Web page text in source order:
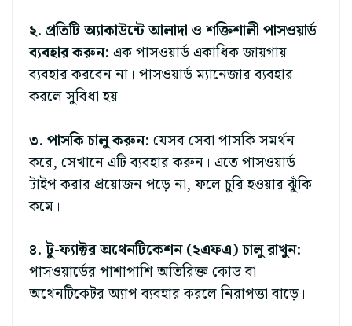
২. প্রতিটি অ্যাকাউন্টে আলাদা ও শক্তিশালী পাসওয়ার্ড
ব্যবহার করুন: এক পাসওয়ার্ড একাধিক জায়গায়
ব্যবহার করবেন না। পাসওয়ার্ড ম্যানেজার ব্যবহার
করলে সুবিধা হয়।
৩. পাসকি চালু করুন: যেসব সেবা পাসকি সমর্থন
করে, সেখানে এটি ব্যবহার করুন। এতে পাসওয়ার্ড
টাইপ করার প্রয়োজন পড়ে না, ফলে চুরি হওয়ার ঝুঁকি
কমে।
৪. টু-ফ্যাক্টর অথেনটিকেশন (২এফএ) চালু রাখুন:
পাসওয়ার্ডের পাশাপাশি অতিরিক্ত কোড বা
অথেনটিকেটর অ্যাপ ব্যবহার করলে নিরাপত্তা বাড়ে।